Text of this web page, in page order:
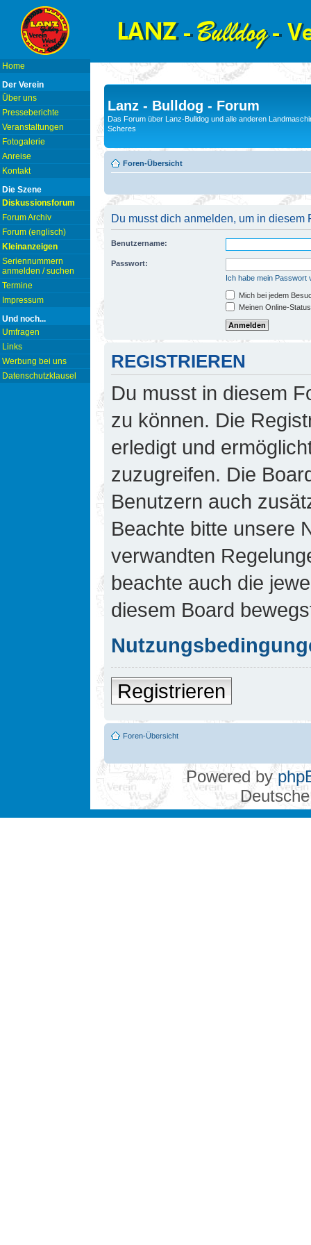
Home
Der Verein
Über uns
Presseberichte
Veranstaltungen
Fotogalerie
Anreise
Kontakt
Die Szene
Diskussionsforum
Forum Archiv
Forum (englisch)
Kleinanzeigen
Seriennummern
anmelden / suchen
Termine
Impressum
Und noch...
Umfragen
Links
Werbung bei uns
Datenschutzklausel
Lanz - Bulldog - Forum
Das Forum über Lanz-Bulldog und alle anderen
Scheres
Foren-Übersicht
Du musst dich anmelden, um in diesem
Benutzername:
Passwort:
Ich habe mein Passwort
Mich bei jedem
Meinen Online-
REGISTRIEREN
Du musst in diesem
zu können. Die
erledigt und
zuzugreifen. Die
Benutzern auch
Beachte bitte unsere
verwandten
beachte auch die
diesem Board
Registrieren
Foren-Übersicht
Powered by